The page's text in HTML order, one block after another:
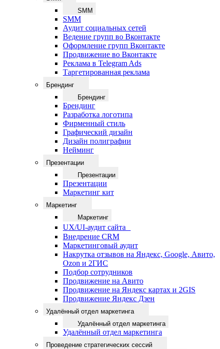
SMM
SMM
Аудит социальных сетей
Ведение групп во Вконтакте
Оформление групп Вконтакте
Продвижение во Вконтакте
Реклама в Telegram Ads
Таргетированная реклама
Брендинг
Брендинг
Брендинг
Разработка логотипа
Фирменный стиль
Графический дизайн
Дизайн полиграфии
Нейминг
Презентации
Презентации
Презентации
Маркетинг кит
Маркетинг
Маркетинг
UX/UI-аудит сайта
Внедрение CRM
Маркетинговый аудит
Накрутка отзывов на Яндекс, Google, Авито,
Ozon и 2ГИС
Подбор сотрудников
Продвижение на Авито
Продвижение на Яндекс картах и 2GIS
Продвижение Яндекс Дзен
Удалённый отдел маркетинга
Удалённый отдел маркетинга
Удалённый отдел маркетинга
Проведение стратегических сессий